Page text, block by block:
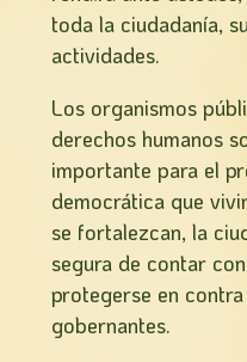
toda la ciudadanía,
actividades.
Los organismos
derechos humanos
importante para el
democrática que
se fortalezcan, la
segura de contar
protegerse en
gobernantes.